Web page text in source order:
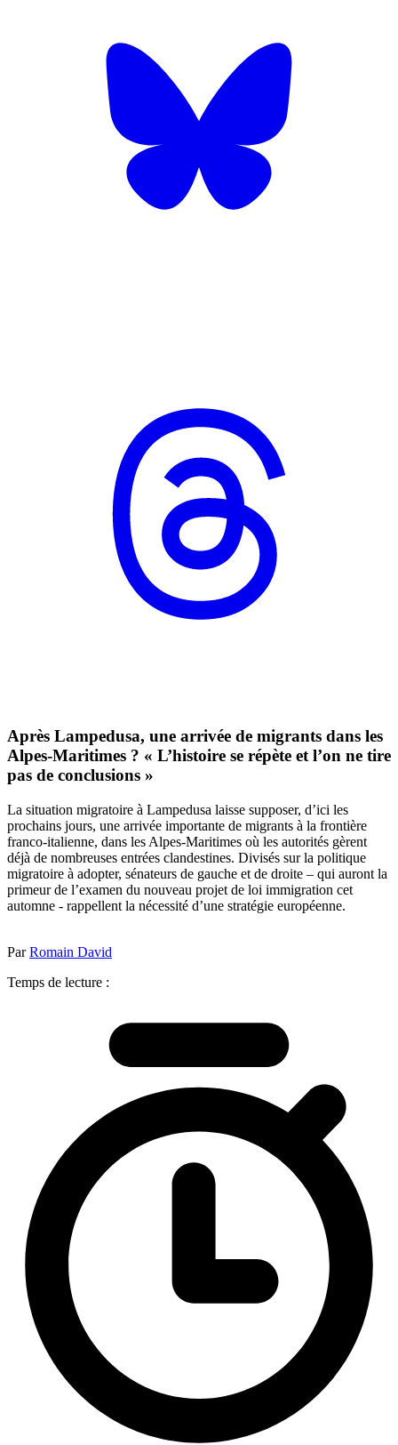
Après Lampedusa, une arrivée de migrants dans les
Alpes-Maritimes ? « L’histoire se répète et l’on ne tire
pas de conclusions »
La situation migratoire à Lampedusa laisse supposer, d’ici les
prochains jours, une arrivée importante de migrants à la frontière
franco-italienne, dans les Alpes-Maritimes où les autorités gèrent
déjà de nombreuses entrées clandestines. Divisés sur la politique
migratoire à adopter, sénateurs de gauche et de droite – qui auront la
primeur de l’examen du nouveau projet de loi immigration cet
automne - rappellent la nécessité d’une stratégie européenne.
ParRomain David
Temps de lecture :